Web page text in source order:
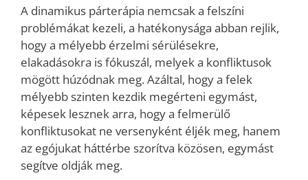
A dinamikus párterápia nemcsak a felszíni
problémákat kezeli, a hatékonysága abban rejlik,
hogy a mélyebb érzelmi sérülésekre,
elakadásokra is fókuszál, melyek a konfliktusok
mögött húzódnak meg. Azáltal, hogy a felek
mélyebb szinten kezdik megérteni egymást,
képesek lesznek arra, hogy a felmerülő
konfliktusokat ne versenyként éljék meg, hanem
az egójukat háttérbe szorítva közösen, egymást
segítve oldják meg.